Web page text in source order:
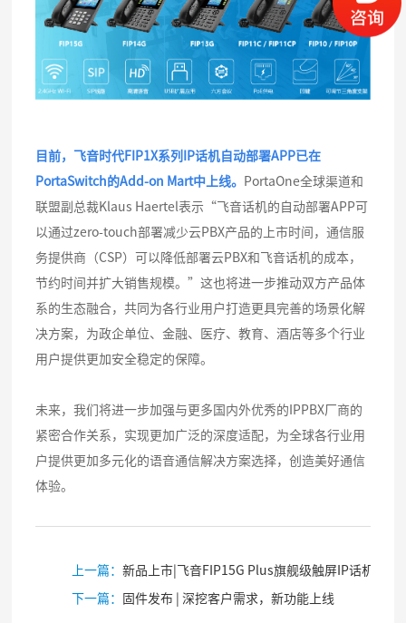
目前，飞音时代FIP1X系列IP话机自动部署APP已在
PortaSwitch的Add-on Mart中上线。
PortaOne全球渠道和
联盟副总裁Klaus Haertel表示“飞音话机的自动部署APP可
以通过zero-touch部署减少云PBX产品的上市时间，通信服
务提供商（CSP）可以降低部署云PBX和飞音话机的成本，
节约时间并扩大销售规模。”这也将进一步推动双方产品体
系的生态融合，共同为各行业用户打造更具完善的场景化解
决方案，为政企单位、金融、医疗、教育、酒店等多个行业
用户提供更加安全稳定的保障。
未来，我们将进一步加强与更多国内外优秀的IPPBX厂商的
紧密合作关系，实现更加广泛的深度适配，为全球各行业用
户提供更加多元化的语音通信解决方案选择，创造美好通信
体验。
上一篇： 新品上市|飞音FIP15G Plus旗舰级触屏IP话机全球首发
下一篇： 固件发布 | 深挖客户需求，新功能上线